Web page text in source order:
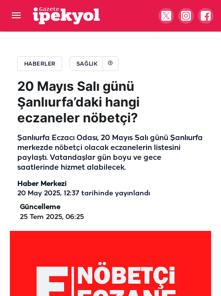
HABERLER SAĞLIK
20 Mayıs Salı günü
Şanlıurfa’daki hangi
eczaneler nöbetçi?
Şanlıurfa Eczacı Odası, 20 Mayıs Salı günü Şanlıurfa
merkezde nöbetçi olacak eczanelerin listesini
paylaştı. Vatandaşlar gün boyu ve gece
saatlerinde hizmet alabilecek.
Haber Merkezi
20 May 2025, 12:37 tarihinde yayınlandı
Güncelleme
25 Tem 2025, 06:25
Şanlıurfa için ‘kırmızı alarm’: Bu saatlerde sakın